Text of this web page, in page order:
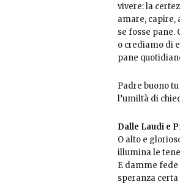
vivere: la
amare, capire,
se fosse pane.
o crediamo di
pane
Padre buono
l’umiltà di
Dalle Laudi e
O alto e
illumina le
E damme
speranza